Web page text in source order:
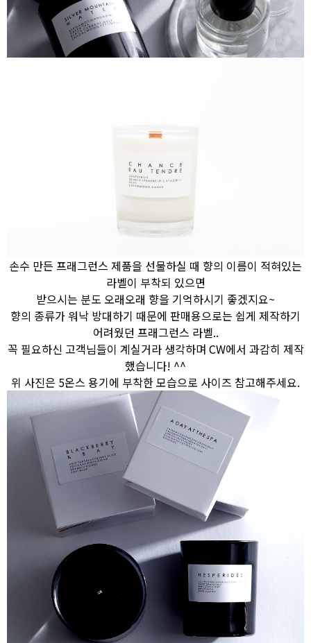
손수 만든 프래그런스 제품을 선물하실 때 향의 이름이 적혀있는
라벨이 부착되 있으면
받으시는 분도 오래오래 향을 기억하시기 좋겠지요~
향의 종류가 워낙 방대하기 때문에 판매용으로는 쉽게 제작하기
어려웠던 프래그런스 라벨..
꼭 필요하신 고객님들이 계실거라 생각하며 CW에서 과감히 제작
했습니다! ^^
위 사진은 5온스 용기에 부착한 모습으로 사이즈 참고해주세요.